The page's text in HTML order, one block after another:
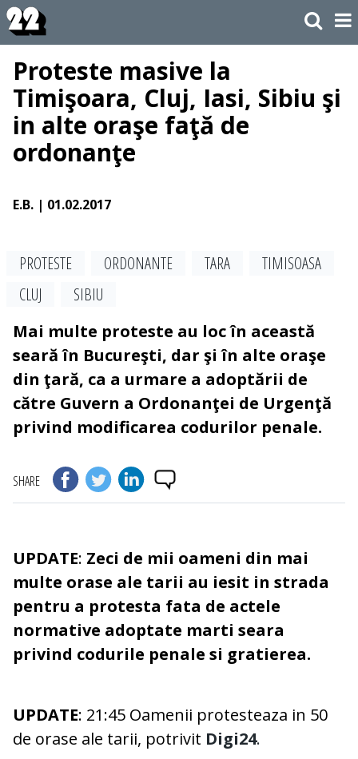
Proteste masive la
Timişoara, Cluj, Iasi, Sibiu şi
in alte oraşe faţă de
ordonanţe
E.B. | 01.02.2017
PROTESTE ORDONANTE TARA
TIMISOASA
CLUJ
SIBIU
Mai multe proteste au loc în această
seară în Bucureşti, dar şi în alte oraşe
din ţară, ca a urmare a adoptării de
către Guvern a Ordonanţei de Urgenţă
privind modificarea codurilor penale.
SHARE
UPDATE: Zeci de mii oameni din mai
multe orase ale tarii au iesit in strada
pentru a protesta fata de actele
normative adoptate marti seara
privind codurile penale si gratierea.
UPDATE: 21:45 Oamenii protesteaza in 50
de orase ale tarii, potrivit Digi24.